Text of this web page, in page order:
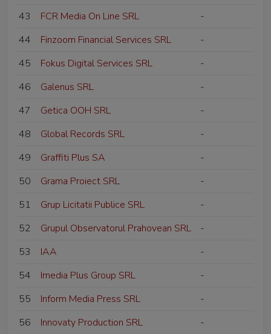
43
FCR Media On Line SRL
-
44
Finzoom Financial Services SRL
-
45
Fokus Digital Services SRL
-
46
Galenus SRL
-
47
Getica OOH SRL
-
48
Global Records SRL
-
49
Graffiti Plus SA
-
50
Grama Proiect SRL
-
51
Grup Licitatii Publice SRL
-
52
Grupul Observatorul Prahovean SRL
-
53
IAA
-
54
Imedia Plus Group SRL
-
55
Inform Media Press SRL
-
56
Innovaty Production SRL
-